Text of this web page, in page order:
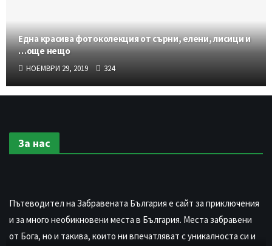
Една красива фотоколекция от сърни, елени, лисици и
…още нещо
НОЕМВРИ 29, 2019 324
За нас
Пътеводител на Забравената България е сайт за приключения
и за много необикновени места в България. Места забравени
от Бога, но и такива, които ни впечатляват с уникалноста си и